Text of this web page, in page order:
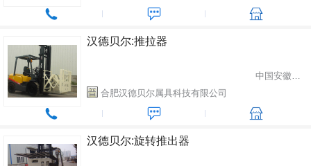
汉德贝尔:推拉器
中国安徽省合肥市
合肥汉德贝尔属具科技有限公司
汉德贝尔:旋转推出器